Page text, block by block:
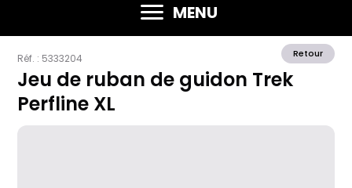
MENU
Retour
Réf. : 5333204
Jeu de ruban de guidon Trek
Perfline XL